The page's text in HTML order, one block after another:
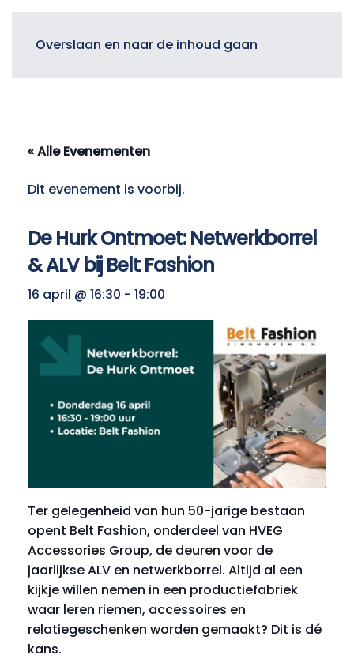
Overslaan en naar de inhoud gaan
« Alle Evenementen
Dit evenement is voorbij.
De Hurk Ontmoet: Netwerkborrel
& ALV bij Belt Fashion
16 april @ 16:30 - 19:00
Ter gelegenheid van hun 50-jarige bestaan
opent Belt Fashion, onderdeel van HVEG
Accessories Group, de deuren voor de
jaarlijkse ALV en netwerkborrel. Altijd al een
kijkje willen nemen in een productiefabriek
waar leren riemen, accessoires en
relatiegeschenken worden gemaakt? Dit is dé
kans.